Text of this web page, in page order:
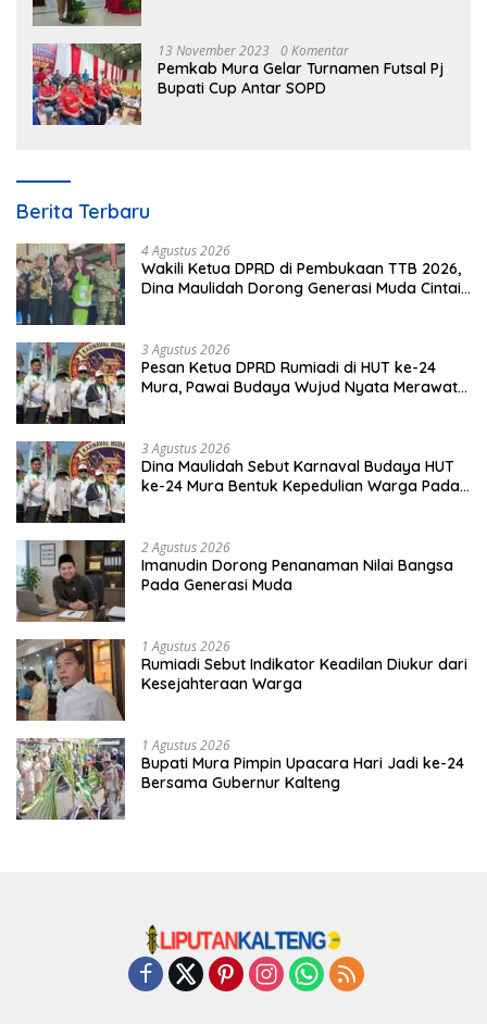
13 November 2023 0 Komentar
Pemkab Mura Gelar Turnamen Futsal Pj
Bupati Cup Antar SOPD
Berita Terbaru
4 Agustus 2026
Wakili Ketua DPRD di Pembukaan TTB 2026,
Dina Maulidah Dorong Generasi Muda Cintai
3 Agustus 2026
Pesan Ketua DPRD Rumiadi di HUT ke-24
Mura, Pawai Budaya Wujud Nyata Merawat
3 Agustus 2026
Dina Maulidah Sebut Karnaval Budaya HUT
ke-24 Mura Bentuk Kepedulian Warga Pada
2 Agustus 2026
Imanudin Dorong Penanaman Nilai Bangsa
Pada Generasi Muda
1 Agustus 2026
Rumiadi Sebut Indikator Keadilan Diukur dari
Kesejahteraan Warga
1 Agustus 2026
Bupati Mura Pimpin Upacara Hari Jadi ke-24
Bersama Gubernur Kalteng